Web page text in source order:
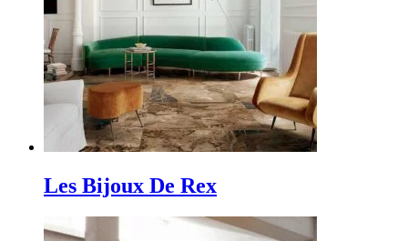
(797)
Товар Размер
Les Bijoux De Rex